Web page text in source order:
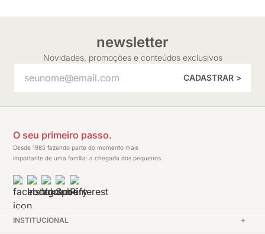
newsletter
Novidades, promoções e conteúdos exclusivos
CADASTRAR >
O seu primeiro passo.
Desde 1985 fazendo parte do momento mais
importante de uma família: a chegada dos pequenos.
INSTITUCIONAL